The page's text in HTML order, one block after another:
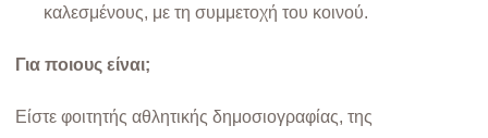
καλεσμένους, με τη συμμετοχή του κοινού.
Για ποιους είναι;
Είστε φοιτητής αθλητικής δημοσιογραφίας, της